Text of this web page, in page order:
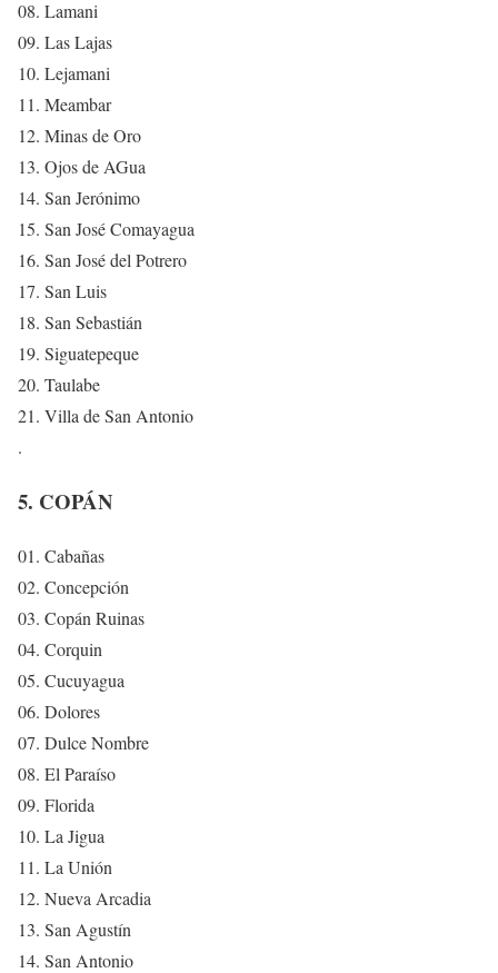
08. Lamani
09. Las Lajas
10. Lejamani
11. Meambar
12. Minas de Oro
13. Ojos de AGua
14. San Jerónimo
15. San José Comayagua
16. San José del Potrero
17. San Luis
18. San Sebastián
19. Siguatepeque
20. Taulabe
21. Villa de San Antonio
.
5. COPÁN
01. Cabañas
02. Concepción
03. Copán Ruinas
04. Corquin
05. Cucuyagua
06. Dolores
07. Dulce Nombre
08. El Paraíso
09. Florida
10. La Jigua
11. La Unión
12. Nueva Arcadia
13. San Agustín
14. San Antonio